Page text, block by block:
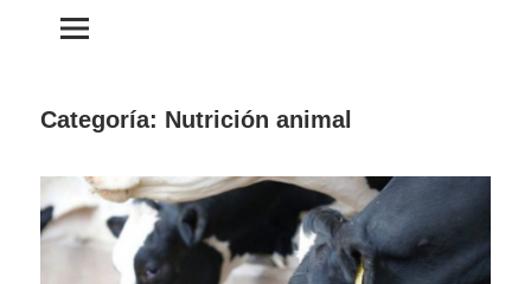
Veterinaria
Pasión
Categoría: Nutrición animal